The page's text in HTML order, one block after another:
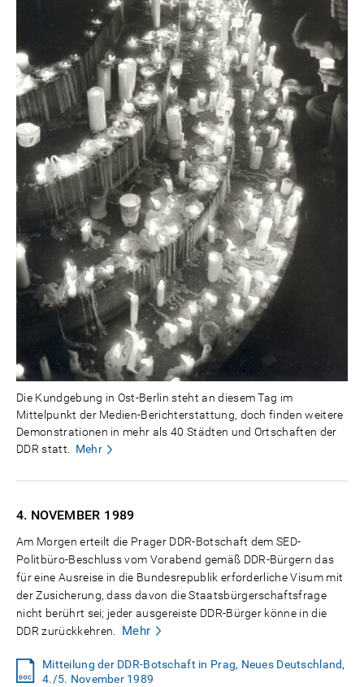
Die Kundgebung in Ost-Berlin steht an diesem Tag im
Mittelpunkt der Medien-Berichterstattung, doch finden weitere
Demonstrationen in mehr als 40 Städten und Ortschaften der
DDR statt. Mehr
4. NOVEMBER 1989
Am Morgen erteilt die Prager DDR-Botschaft dem SED-
Politbüro-Beschluss vom Vorabend gemäß DDR-Bürgern das
für eine Ausreise in die Bundesrepublik erforderliche Visum mit
der Zusicherung, dass davon die Staatsbürgerschaftsfrage
nicht berührt sei; jeder ausgereiste DDR-Bürger könne in die
DDR zurückkehren.
Mehr
Mitteilung der DDR-Botschaft in Prag, Neues Deutschland,
4./5. November 1989